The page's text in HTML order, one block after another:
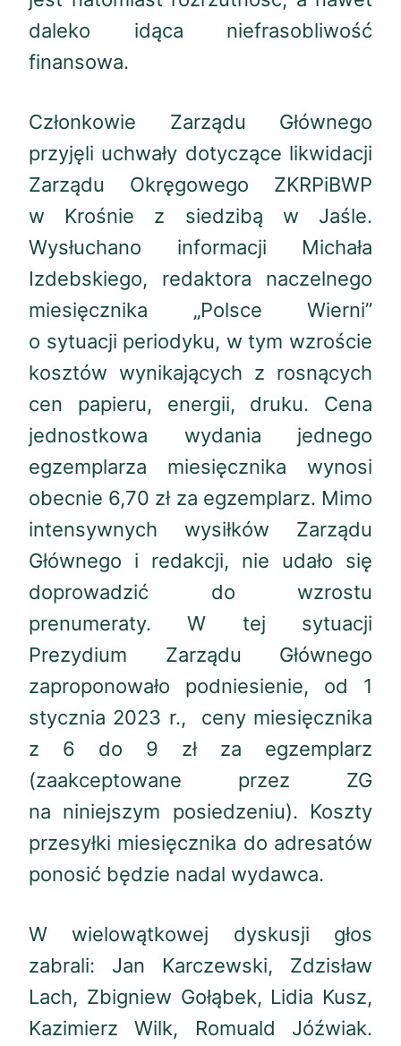
daleko idąca niefrasobliwość
finansowa.
Członkowie Zarządu Głównego
przyjęli uchwały dotyczące likwidacji
Zarządu Okręgowego ZKRPiBWP
w Krośnie z siedzibą w Jaśle.
Wysłuchano informacji Michała
Izdebskiego, redaktora naczelnego
miesięcznika „Polsce Wierni”
o sytuacji periodyku, w tym wzroście
kosztów wynikających z rosnących
cen papieru, energii, druku. Cena
jednostkowa wydania jednego
egzemplarza miesięcznika wynosi
obecnie 6,70 zł za egzemplarz. Mimo
intensywnych wysiłków Zarządu
Głównego i redakcji, nie udało się
doprowadzić do wzrostu
prenumeraty. W tej sytuacji
Prezydium Zarządu Głównego
zaproponowało podniesienie, od 1
stycznia 2023 r., ceny miesięcznika
z 6 do 9 zł za egzemplarz
(zaakceptowane przez ZG
na niniejszym posiedzeniu). Koszty
przesyłki miesięcznika do adresatów
ponosić będzie nadal wydawca.
W wielowątkowej dyskusji głos
zabrali: Jan Karczewski, Zdzisław
Lach, Zbigniew Gołąbek, Lidia Kusz,
Kazimierz Wilk, Romuald Jóźwiak.